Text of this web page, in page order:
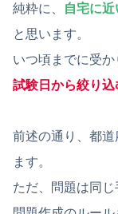
純粋に、 自宅に
と思います。
いつ頃までに受か
試験日から絞り込
前述の通り、都
ます。
ただ、問題は同